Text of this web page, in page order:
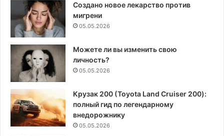
Создано новое лекарство против
мигрени
05.05.2026
Можете ли вы изменить свою
личность?
05.05.2026
Крузак 200 (Toyota Land Cruiser 200):
полный гид по легендарному
внедорожнику
05.05.2026